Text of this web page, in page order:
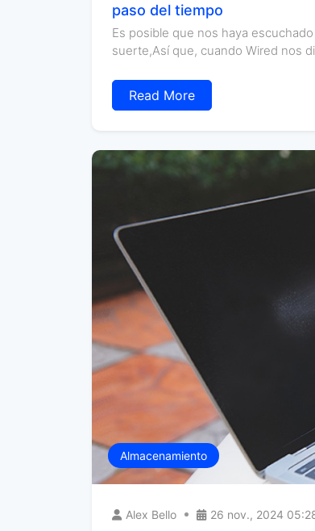
paso del tiempo
Es posible que nos haya
suerte,Así que, cuando Wired nos
Read More
Almacenamiento
Alex Bello 26 nov., 2024